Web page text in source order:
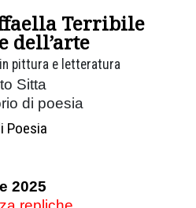
Terribile
dell’arte
pittura e letteratura
Sitta
di poesia
Poesia
2025